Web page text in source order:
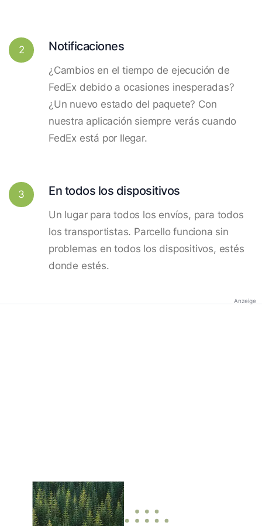
2 Notificaciones
¿Cambios en el tiempo de ejecución de
FedEx debido a ocasiones inesperadas?
¿Un nuevo estado del paquete? Con
nuestra aplicación siempre verás cuando
FedEx está por llegar.
3 En todos los dispositivos
Un lugar para todos los envíos, para todos
los transportistas. Parcello funciona sin
problemas en todos los dispositivos, estés
donde estés.
Anzeige